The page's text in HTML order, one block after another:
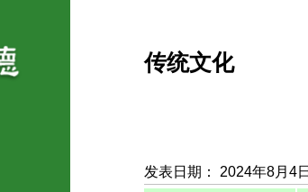
传统文化
发表日期： 2024年8月4日